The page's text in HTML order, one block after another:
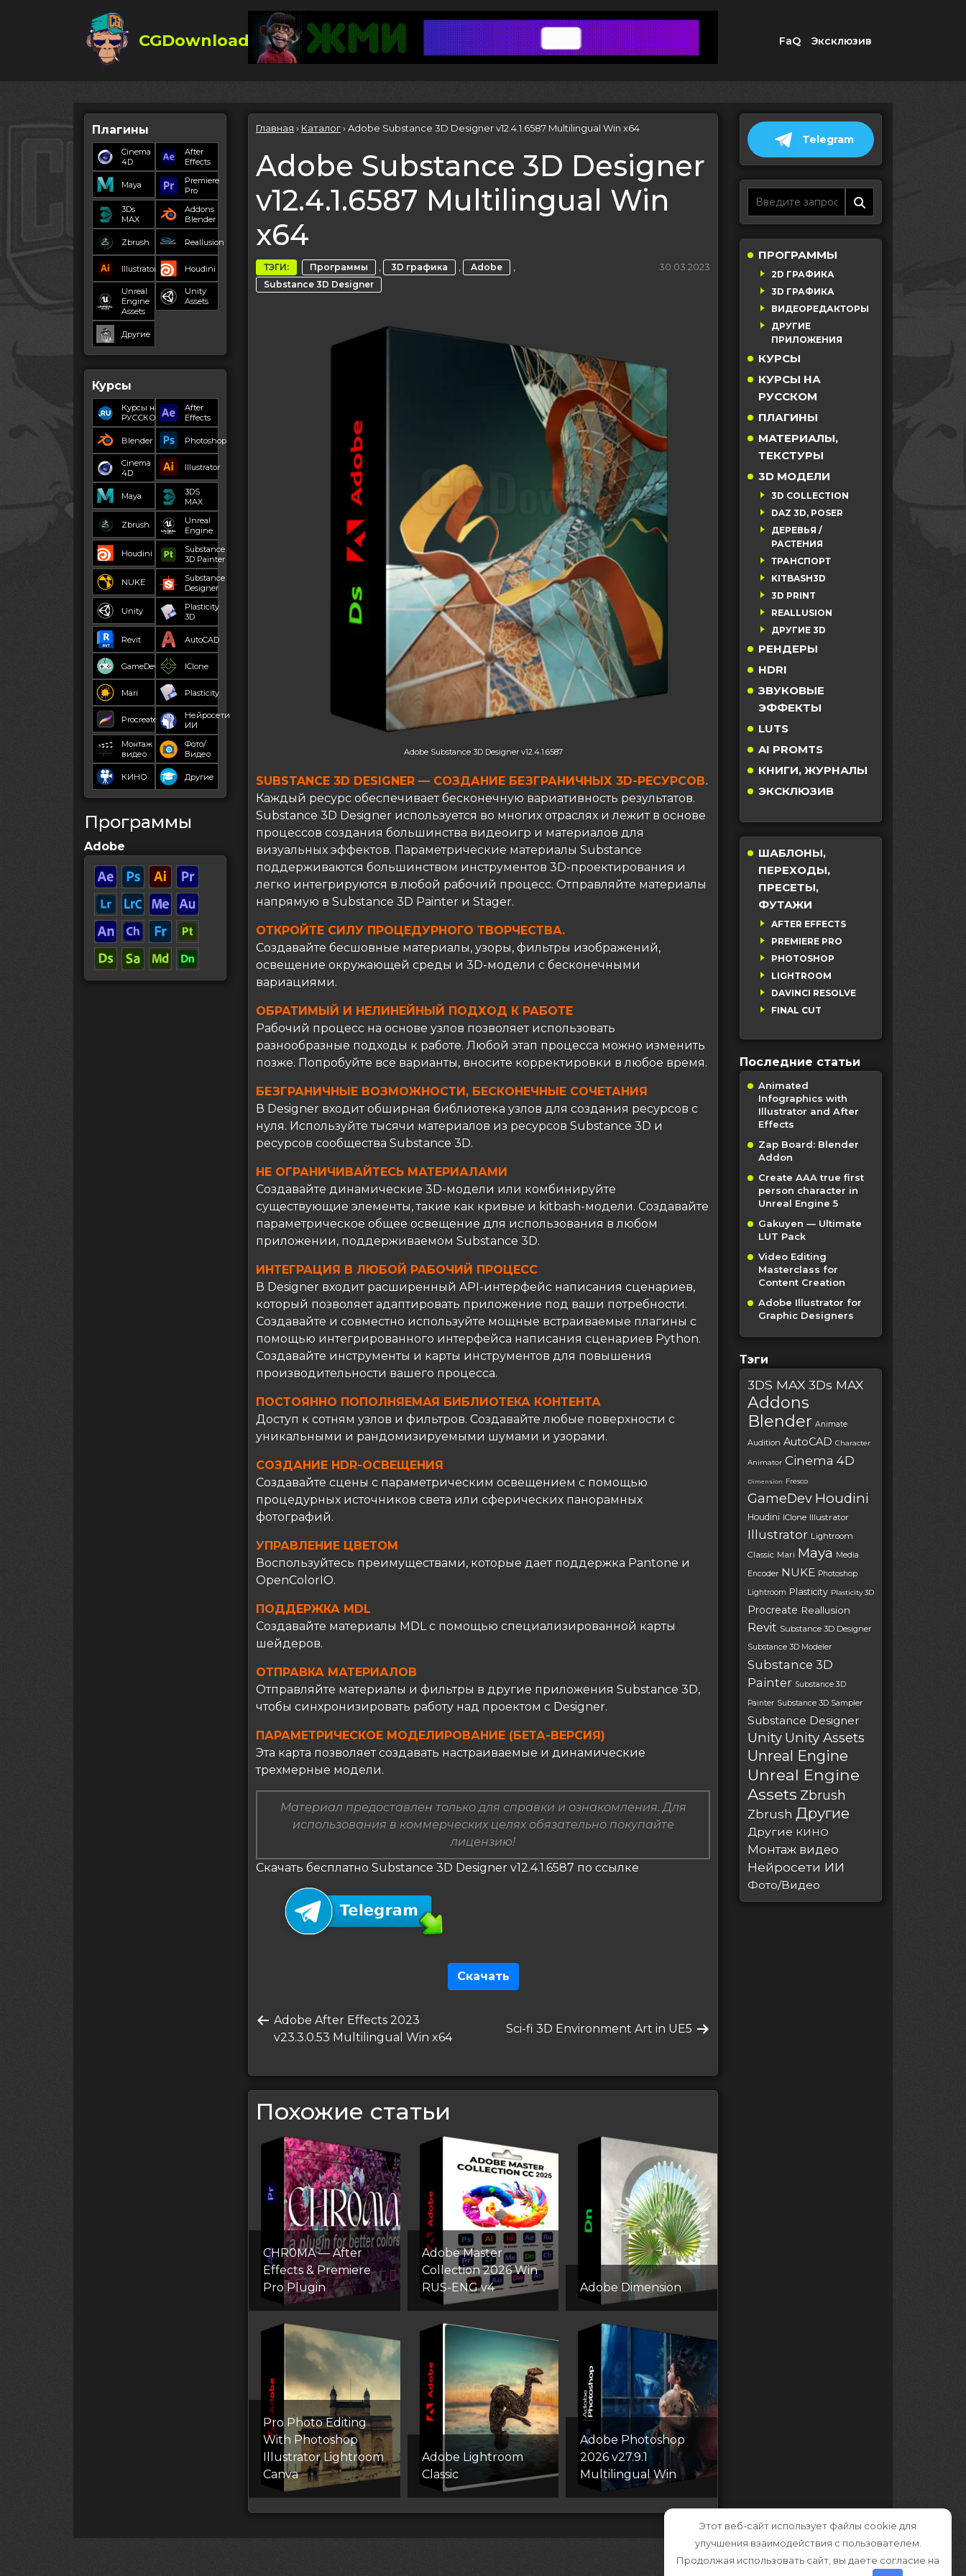
CGDownload FaQ Эксклюзив
Плагины
Cinema
4D
After
Effects
Maya
Premiere
Pro
3Ds
MAX
Addons
Blender
Zbrush Reallusion
Illustrator Houdini
Unreal
Engine
Assets
Unity
Assets
Другие
Курсы
Курсы на
РУССКОМ
After
Effects
Blender Photoshop
Cinema
4D
Illustrator
Maya
3DS
MAX
Zbrush
Unreal
Engine
Houdini
Substance
3D Painter
NUKE
Substance
Designer
Unity
Plasticity
3D
Revit AutoCAD
GameDev IClone
Mari Plasticity
Procreate
Нейросети
ИИ
Монтаж
видео
Фото/
Видео
КИНО Другие
Программы
Adobe
Главная › Каталог› Adobe Substance 3D Designer v12.4.1.6587 Multilingual Win x64
Adobe Substance 3D Designer
v12.4.1.6587 Multilingual Win
x64
ТЭГИ: Программы , 3D графика , Adobe ,
Substance 3D Designer
30.03.2023
Adobe Substance 3D Designer v12.4.1.6587
SUBSTANCE 3D DESIGNER — СОЗДАНИЕ БЕЗГРАНИЧНЫХ 3D-РЕСУРСОВ.
Каждый ресурс обеспечивает бесконечную вариативность результатов.
Substance 3D Designer используется во многих отраслях и лежит в основе
процессов создания большинства видеоигр и материалов для
визуальных эффектов. Параметрические материалы Substance
поддерживаются большинством инструментов 3D-проектирования и
легко интегрируются в любой рабочий процесс. Отправляйте материалы
напрямую в Substance 3D Painter и Stager.
ОТКРОЙТЕ СИЛУ ПРОЦЕДУРНОГО ТВОРЧЕСТВА.
Создавайте бесшовные материалы, узоры, фильтры изображений,
освещение окружающей среды и 3D-модели с бесконечными
вариациями.
ОБРАТИМЫЙ И НЕЛИНЕЙНЫЙ ПОДХОД К РАБОТЕ
Рабочий процесс на основе узлов позволяет использовать
разнообразные подходы к работе. Любой этап процесса можно изменить
позже. Попробуйте все варианты, вносите корректировки в любое время.
БЕЗГРАНИЧНЫЕ ВОЗМОЖНОСТИ, БЕСКОНЕЧНЫЕ СОЧЕТАНИЯ
В Designer входит обширная библиотека узлов для создания ресурсов с
нуля. Используйте тысячи материалов из ресурсов Substance 3D и
ресурсов сообщества Substance 3D.
НЕ ОГРАНИЧИВАЙТЕСЬ МАТЕРИАЛАМИ
Создавайте динамические 3D-модели или комбинируйте
существующие элементы, такие как кривые и kitbash-модели. Создавайте
параметрическое общее освещение для использования в любом
приложении, поддерживаемом Substance 3D.
ИНТЕГРАЦИЯ В ЛЮБОЙ РАБОЧИЙ ПРОЦЕСС
В Designer входит расширенный API-интерфейс написания сценариев,
который позволяет адаптировать приложение под ваши потребности.
Создавайте и совместно используйте мощные встраиваемые плагины с
помощью интегрированного интерфейса написания сценариев Python.
Создавайте инструменты и карты инструментов для повышения
производительности вашего процесса.
ПОСТОЯННО ПОПОЛНЯЕМАЯ БИБЛИОТЕКА КОНТЕНТА
Доступ к сотням узлов и фильтров. Создавайте любые поверхности с
уникальными и рандомизируемыми шумами и узорами.
СОЗДАНИЕ HDR-ОСВЕЩЕНИЯ
Создавайте сцены с параметрическим освещением с помощью
процедурных источников света или сферических панорамных
фотографий.
УПРАВЛЕНИЕ ЦВЕТОМ
Воспользуйтесь преимуществами, которые дает поддержка Pantone и
OpenColorIO.
ПОДДЕРЖКА MDL
Создавайте материалы MDL с помощью специализированной карты
шейдеров.
ОТПРАВКА МАТЕРИАЛОВ
Отправляйте материалы и фильтры в другие приложения Substance 3D,
чтобы синхронизировать работу над проектом с Designer.
ПАРАМЕТРИЧЕСКОЕ МОДЕЛИРОВАНИЕ (БЕТА-ВЕРСИЯ)
Эта карта позволяет создавать настраиваемые и динамические
трехмерные модели.
Материал предоставлен только для справки и ознакомления. Для
использования в коммерческих целях обязательно покупайте
лицензию!
Скачать бесплатно Substance 3D Designer v12.4.1.6587 по ссылке
Скачать
поПредыдущая
запись
Adobe After Effects 2023
v23.3.0.53 Multilingual Win x64
Следующая
Sci-fi 3D Environment Art in UE5
Похожие статьи
CHR0MA — After
Effects & Premiere
Pro Plugin
Adobe Master
Collection 2026 Win
RUS-ENG v4
Adobe Dimension
Pro Photo Editing
With Photoshop
Illustrator Lightroom
Canva
Adobe Lightroom
Classic
Adobe Photoshop
2026 v27.9.1
Multilingual Win
Telegram
ПРОГРАММЫ
2D ГРАФИКА
3D ГРАФИКА
ВИДЕОРЕДАКТОРЫ
ДРУГИЕ
ПРИЛОЖЕНИЯ
КУРСЫ
КУРСЫ НА
РУССКОМ
ПЛАГИНЫ
МАТЕРИАЛЫ,
ТЕКСТУРЫ
3D МОДЕЛИ
3D COLLECTION
DAZ 3D, POSER
ДЕРЕВЬЯ /
РАСТЕНИЯ
ТРАНСПОРТ
KITBASH3D
3D PRINT
REALLUSION
ДРУГИЕ 3D
РЕНДЕРЫ
HDRI
ЗВУКОВЫЕ
ЭФФЕКТЫ
LUTS
AI PROMTS
КНИГИ, ЖУРНАЛЫ
ЭКСКЛЮЗИВ
ШАБЛОНЫ,
ПЕРЕХОДЫ,
ПРЕСЕТЫ,
ФУТАЖИ
AFTER EFFECTS
PREMIERE PRO
PHOTOSHOP
LIGHTROOM
DAVINCI RESOLVE
FINAL CUT
Последние статьи
Animated
Infographics with
Illustrator and After
Effects
Zap Board: Blender
Addon
Create AAA true first
person character in
Unreal Engine 5
Gakuyen — Ultimate
LUT Pack
Video Editing
Masterclass for
Content Creation
Adobe Illustrator for
Graphic Designers
Тэги
3DS MAX 3Ds MAX
Addons
Blender Animate
Audition AutoCAD Character
Animator Cinema 4D
Dimension Fresco
GameDev Houdini
Houdini IClone Illustrator
Illustrator Lightroom
Classic Mari Maya
Media
Encoder NUKE Photoshop
Lightroom Plasticity Plasticity 3D
Procreate Reallusion
Revit Substance 3D Designer
Substance 3D Modeler
Substance 3D
Painter Substance 3D
Painter Substance 3D Sampler
Substance Designer
Unity Unity Assets
Unreal Engine
Unreal Engine
Assets Zbrush
Zbrush Другие
Другие КИНО
Монтаж видео
Нейросети ИИ
Фото/Видео
Этот веб-сайт использует файлы cookie для
улучшения взаимодействия с пользователем.
Продолжая использовать сайт, вы даете согласие на